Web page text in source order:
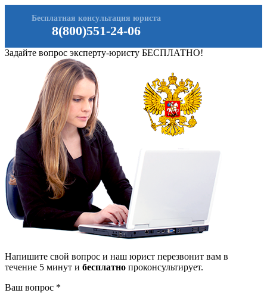
8(800)551-24-06
Бесплатная консультация юриста
Задайте вопрос эксперту-юристу БЕСПЛАТНО!
Напишите свой вопрос и наш юрист перезвонит вам в
течение 5 минут и бесплатно проконсультирует.
Ваш вопрос *